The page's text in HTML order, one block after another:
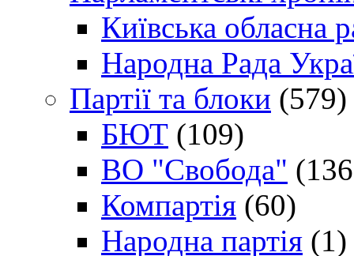
Київська обласна
Народна Рада
Партії та блоки (579)
БЮТ (109)
ВО "Свобода"
Компартія (60)
Народна партія (1)